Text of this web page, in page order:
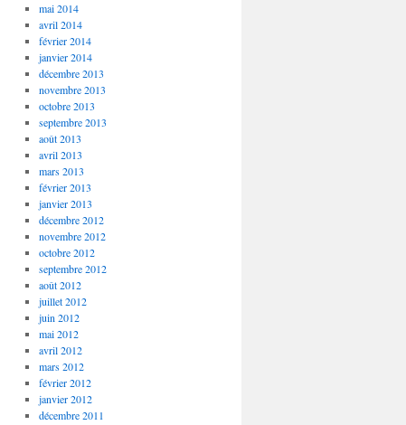
mai 2014
avril 2014
février 2014
janvier 2014
décembre 2013
novembre 2013
octobre 2013
septembre 2013
août 2013
avril 2013
mars 2013
février 2013
janvier 2013
décembre 2012
novembre 2012
octobre 2012
septembre 2012
août 2012
juillet 2012
juin 2012
mai 2012
avril 2012
mars 2012
février 2012
janvier 2012
décembre 2011